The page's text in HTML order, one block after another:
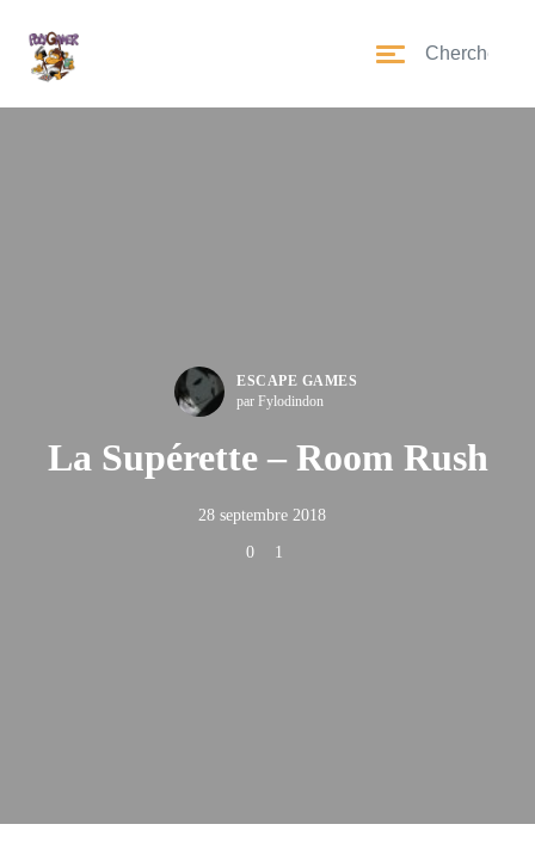
ESCAPE GAMES
par Fylodindon
La Supérette – Room Rush
28 septembre 2018
0 1